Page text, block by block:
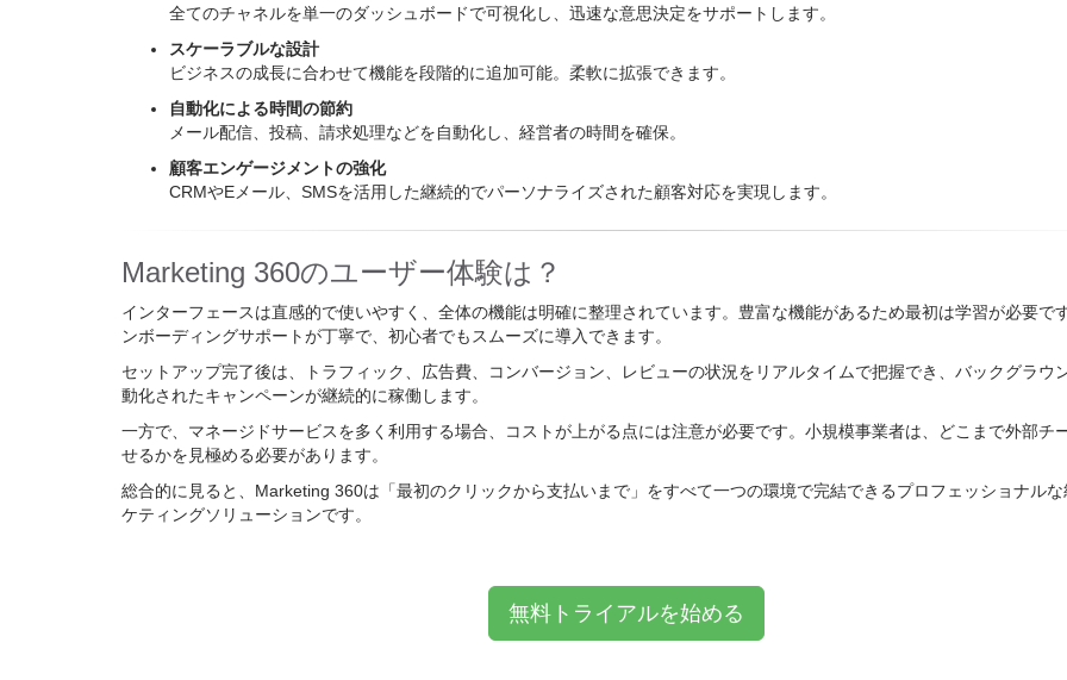
全てのチャネルを単一のダッシュボードで可視化し、迅速な意思決定をサポートします。
スケーラブルな設計
ビジネスの成長に合わせて機能を段階的に追加可能。柔軟に拡張できます。
自動化による時間の節約
メール配信、投稿、請求処理などを自動化し、経営者の時間を確保。
顧客エンゲージメントの強化
CRMやEメール、SMSを活用した継続的でパーソナライズされた顧客対応を実現します。
Marketing 360のユーザー体験は？
インターフェースは直感的で使いやすく、全体の機能は明確に整理されています。豊富な機能があるため最初は学習が必要で
ンボーディングサポートが丁寧で、初心者でもスムーズに導入できます。
セットアップ完了後は、トラフィック、広告費、コンバージョン、レビューの状況をリアルタイムで把握でき、バックグラウ
動化されたキャンペーンが継続的に稼働します。
一方で、マネージドサービスを多く利用する場合、コストが上がる点には注意が必要です。小規模事業者は、どこまで外部チ
せるかを見極める必要があります。
総合的に見ると、Marketing 360は「最初のクリックから支払いまで」をすべて一つの環境で完結できるプロフェッショナル
ケティングソリューションです。
無料トライアルを始める